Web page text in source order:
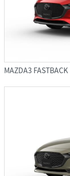
MAZDA3